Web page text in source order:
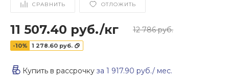
СРАВНИТЬ ОТЛОЖИТЬ
11 507.40 руб./кг 12 786 руб.
-10% 1 278.60 руб.
Купить в рассрочку за 1 917.90 руб./ мес.